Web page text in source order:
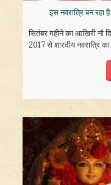
इस नवरात्रि बन
सितंबर महीने का आखिरी नौ
2017 से शारदीय नवरात्रि